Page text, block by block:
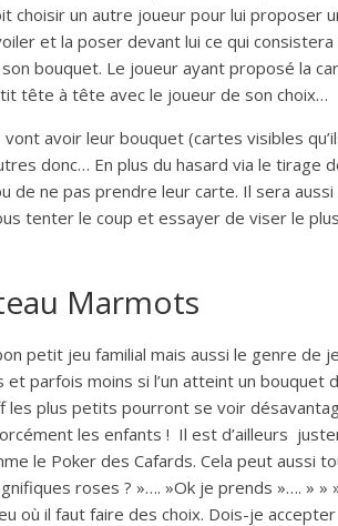
choisir un autre joueur pour lui proposer
et la poser devant lui ce qui
bouquet. Le joueur ayant proposé la
tête à tête avec le joueur de son choix…
avoir leur bouquet (cartes visibles
donc… En plus du hasard via le tirage
de ne pas prendre leur carte. Il sera
tenter le coup et essayer de viser le
Marmots
petit jeu familial mais aussi le genre
et parfois moins si l’un atteint un bouquet
plus petits pourront se voir
les enfants ! Il est d’ailleurs
le Poker des Cafards. Cela peut aussi
roses ? »…. »Ok je prends »…. »
où il faut faire des choix. Dois-je